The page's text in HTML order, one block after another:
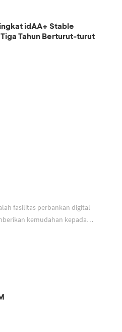
idAA+ Stable
Tahun Berturut-turut
kemudahan kepada